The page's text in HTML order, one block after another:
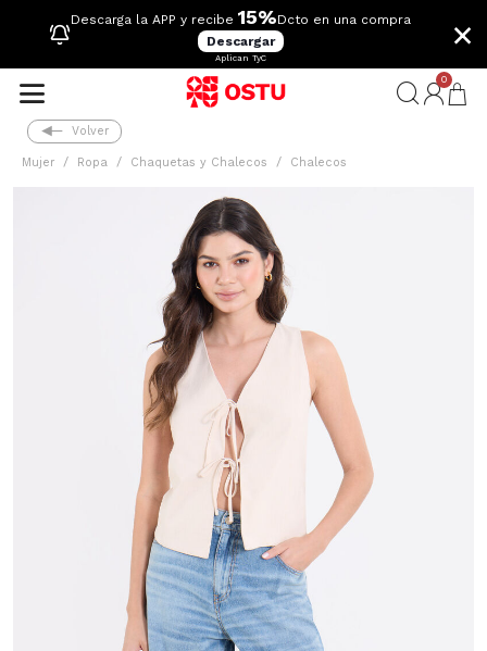
Descarga la APP y recibe 15%Dcto en una compra
Descargar
Aplican TyC
×
0
Volver
Mujer Ropa Chaquetas y Chalecos Chalecos